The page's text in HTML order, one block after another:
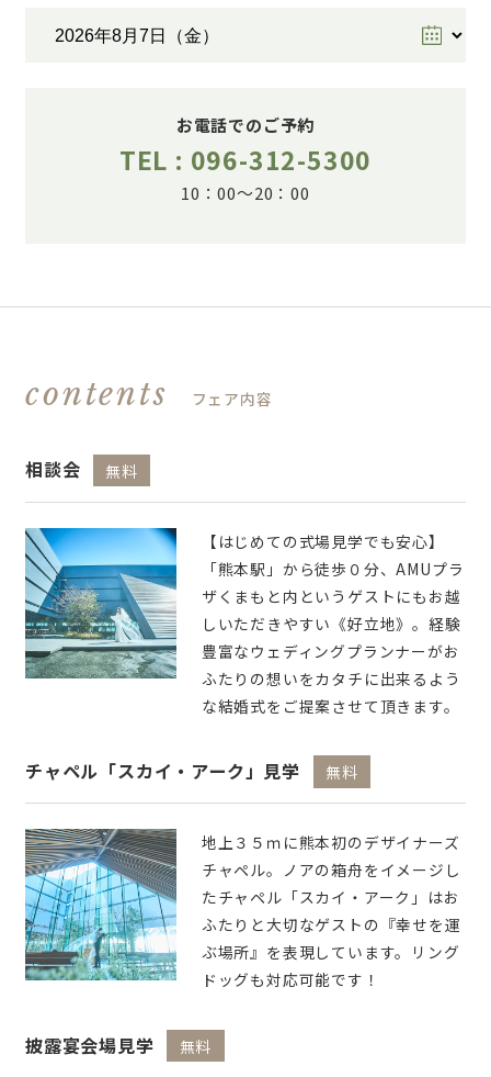
お電話でのご予約
TEL : 096-312-5300
10：00～20：00
contents フェア内容
相談会 無料
【はじめての式場見学でも安心】
「熊本駅」から徒歩０分、AMUプラ
ザくまもと内というゲストにもお越
しいただきやすい《好立地》。経験
豊富なウェディングプランナーがお
ふたりの想いをカタチに出来るよう
な結婚式をご提案させて頂きます。
チャペル「スカイ・アーク」見学 無料
地上３５ｍに熊本初のデザイナーズ
チャペル。ノアの箱舟をイメージし
たチャペル「スカイ・アーク」はお
ふたりと大切なゲストの『幸せを運
ぶ場所』を表現しています。リング
ドッグも対応可能です！
披露宴会場見学 無料